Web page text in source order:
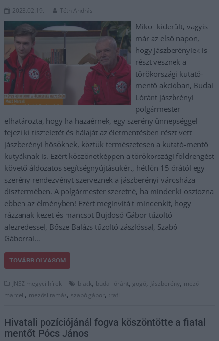
2023.02.19. Tóth András
Mikor kiderült, vagyis
már az első napon,
hogy jászberényiek is
részt vesznek a
törökországi kutató-
mentő akcióban, Budai
Lóránt jászbrényi
polgármester
elhatározta, hogy ha hazaérnek, egy szerény ünnepséggel
fejezi ki tiszteletét és háláját az életmentésben részt vett
jászberényi hősöknek, köztük természetesen a kutató-mentő
kutyáknak is. Ezért köszönetképpen a törökországi földrengést
követő áldozatos segítségnyújtásukért, hétfőn 15 órától egy
szerény rendezvényt szerveznek a jászberényi városháza
dísztermében. A polgármester szeretné, ha mindenki osztozna
ebben az élményben! Ezért meginvitált mindenkit, hogy
rázzanak kezet és mancsot Bujdosó Gábor tűzoltó
alezredessel, Bősze Balázs tűzoltó zászlóssal, Szabó
Gáborral…
TOVÁBB OLVASOM
JNSZ megyei hírek black, budai lóránt, gogó, Jászberény, mező
marcell, mezősi tamás, szabó gábor, trafi
Hivatali pozíciójánál fogva köszöntötte a fiatal
mentőt Pócs János